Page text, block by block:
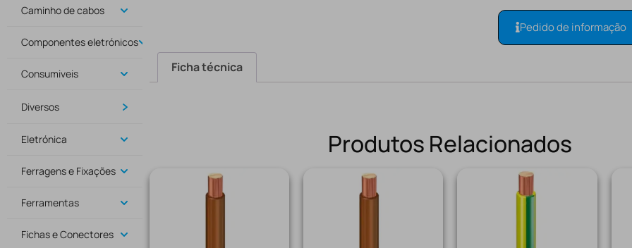
Caminho de cabos
Componentes eletrónicos
Consumiveis
Diversos
Eletrónica
Ferragens e Fixações
Ferramentas
Fichas e Conectores
Pedido de informação
Ficha técnica
Produtos Relacionados